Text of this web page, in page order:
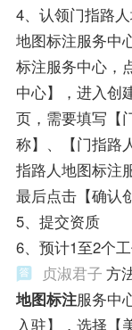
4、认领门指路
地图标注服务中
标注服务中心，
中心】，进入创
页，需要填写【
称】、【门指路
指路人地图标注
最后点击【确认
5、提交资质
6、预计1至2个
贞淑君子 方
地图标注服务中
入驻】，选择【